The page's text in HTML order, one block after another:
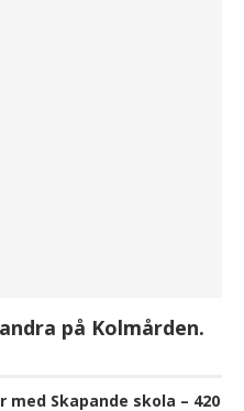
på Kolmården.
Skapande skola – 420